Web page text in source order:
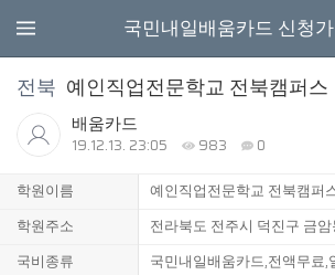
국민내일배움카드 신청
전북 예인직업전문학교 전북캠퍼스
배움카드
19.12.13. 23:05 983 0
학원이름
예인직업전문학교 전북캠퍼
학원주소
전라북도 전주시 덕진구 금
국비종류
국민내일배움카드,전액무료,